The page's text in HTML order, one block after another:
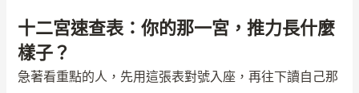
十二宮速查表：你的那一宮，推力長什麼
樣子？
急著看重點的人，先用這張表對號入座，再往下讀自己那